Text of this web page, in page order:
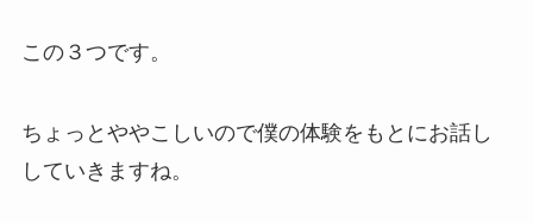
この３つです。
ちょっとややこしいので僕の体験をもとにお話し
していきますね。